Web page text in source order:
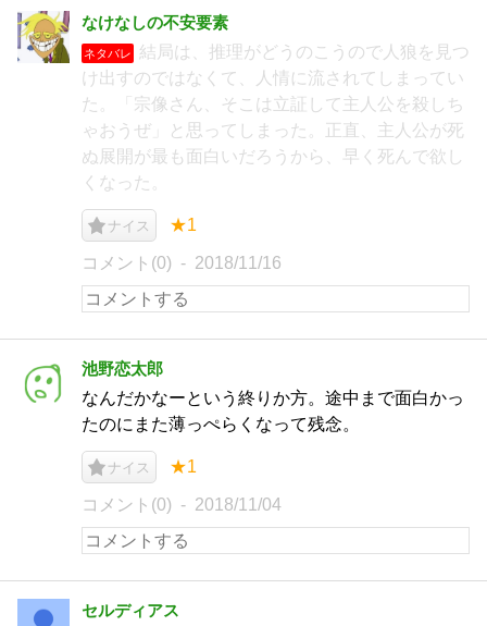
なけなしの不安要素
ネタバレ
結局は、推理がどうのこうので人狼を見つ
け出すのではなくて、人情に流されてしまってい
た。「宗像さん、そこは立証して主人公を殺しち
ゃおうぜ」と思ってしまった。正直、主人公が死
ぬ展開が最も面白いだろうから、早く死んで欲し
くなった。
ナイス ★1
コメント(0) 2018/11/16
池野恋太郎
なんだかなーという終りか方。途中まで面白かっ
たのにまた薄っぺらくなって残念。
ナイス ★1
コメント(0) 2018/11/04
セルディアス